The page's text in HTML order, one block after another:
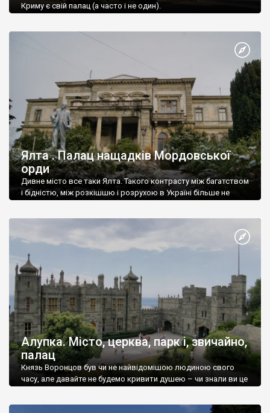
Криму є свій палац (а часто і не один).
Ялта . Палац нащадків Мордовської
орди
Дивне місто все таки Ялта. Такого контрасту між багатством
і бідністю, між розкішшю і розрухою в Україні більше не
Алупка. Місто, церква, парк і, звичайно,
палац
Князь Воронцов був чи не найвідомішою людиною свого
часу, але давайте не будемо кривити душею – чи знали ви це